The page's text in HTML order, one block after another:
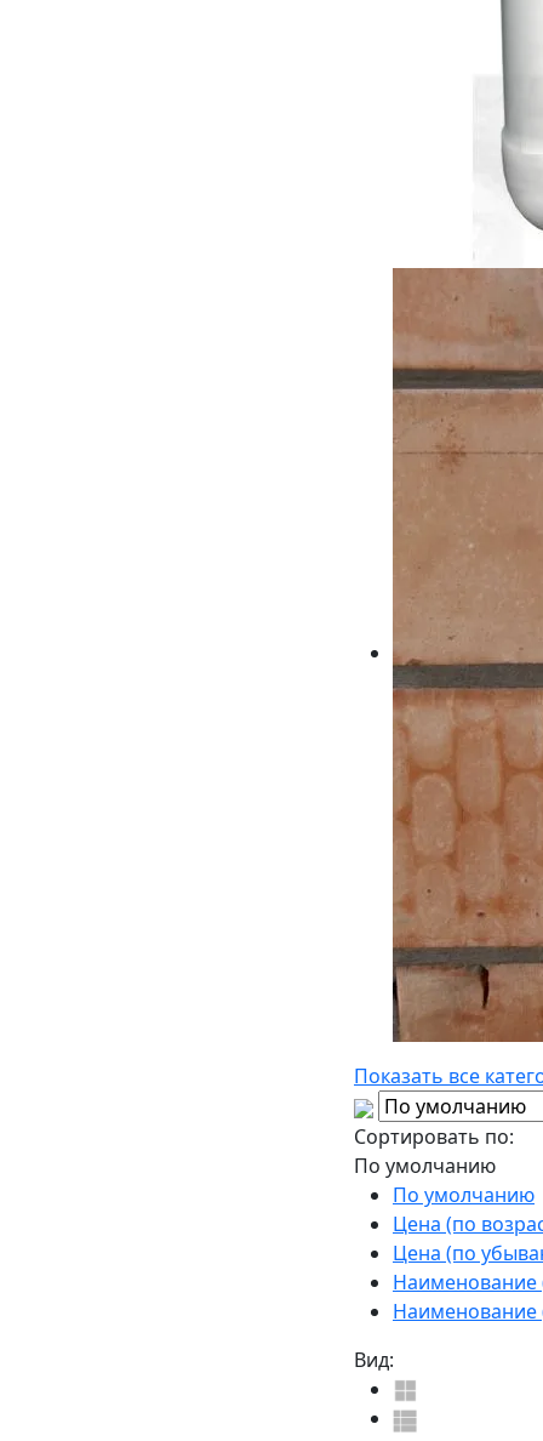
Показать все
Сортировать по:
По умолчанию
По умолчанию
Цена (по
Цена (по
Наименование
Наименование
Вид: